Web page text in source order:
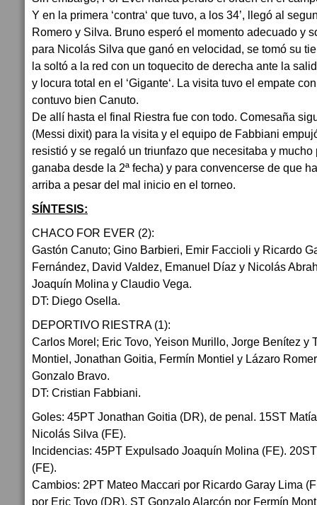
Y en la primera ‘contra‘ que tuvo, a los 34’, llegó al
Romero y Silva. Bruno esperó el momento adecuado y
para Nicolás Silva que ganó en velocidad, se tomó su
la soltó a la red con un toquecito de derecha ante la
y locura total en el ‘Gigante‘. La visita tuvo el empate
contuvo bien Canuto.
De allí hasta el final Riestra fue con todo. Comesaña
(Messi dixit) para la visita y el equipo de Fabbiani
resistió y se regaló un triunfazo que necesitaba y
ganaba desde la 2ª fecha) y para convencerse de que
arriba a pesar del mal inicio en el torneo.
SÍNTESIS:
CHACO FOR EVER (2):
Gastón Canuto; Gino Barbieri, Emir Faccioli y Ricardo
Fernández, David Valdez, Emanuel Díaz y Nicolás
Joaquín Molina y Claudio Vega.
DT: Diego Osella.
DEPORTIVO RIESTRA (1):
Carlos Morel; Eric Tovo, Yeison Murillo, Jorge Benítez y
Montiel, Jonathan Goitia, Fermín Montiel y Lázaro
Gonzalo Bravo.
DT: Cristian Fabbiani.
Goles: 45PT Jonathan Goitia (DR), de penal. 15ST
Nicolás Silva (FE).
Incidencias: 45PT Expulsado Joaquín Molina (FE).
(FE).
Cambios: 2PT Mateo Maccari por Ricardo Garay Lima
por Eric Tovo (DR). ST Gonzalo Alarcón por Fermín